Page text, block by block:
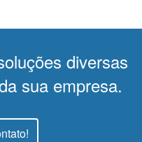
diversas
sua empresa.